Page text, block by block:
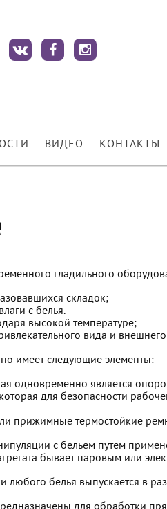
ВИДЕО КОНТАКТЫ
гладильного
складок;
с белья.
высокой температуре;
вида и внешнего
имеет следующие элементы:
одновременно является
которая для безопасности
прижимные термостойкие
с бельем путем
бывает паровым или
любого белья выпускается в
для обработки